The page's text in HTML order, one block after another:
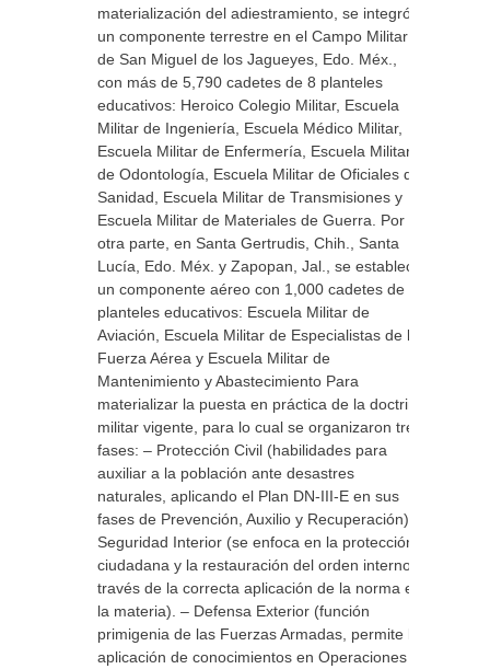
materialización del adiestramiento, se integró
un componente terrestre en el Campo Militar
de San Miguel de los Jagueyes, Edo. Méx.,
con más de 5,790 cadetes de 8 planteles
educativos: Heroico Colegio Militar, Escuela
Militar de Ingeniería, Escuela Médico Militar,
Escuela Militar de Enfermería, Escuela Militar
de Odontología, Escuela Militar de Oficiales de
Sanidad, Escuela Militar de Transmisiones y
Escuela Militar de Materiales de Guerra. Por
otra parte, en Santa Gertrudis, Chih., Santa
Lucía, Edo. Méx. y Zapopan, Jal., se estableció
un componente aéreo con 1,000 cadetes de 3
planteles educativos: Escuela Militar de
Aviación, Escuela Militar de Especialistas de la
Fuerza Aérea y Escuela Militar de
Mantenimiento y Abastecimiento Para
materializar la puesta en práctica de la doctrina
militar vigente, para lo cual se organizaron tres
fases: – Protección Civil (habilidades para
auxiliar a la población ante desastres
naturales, aplicando el Plan DN-III-E en sus
fases de Prevención, Auxilio y Recuperación) –
Seguridad Interior (se enfoca en la protección
ciudadana y la restauración del orden interno a
través de la correcta aplicación de la norma en
la materia). – Defensa Exterior (función
primigenia de las Fuerzas Armadas, permite la
aplicación de conocimientos en Operaciones